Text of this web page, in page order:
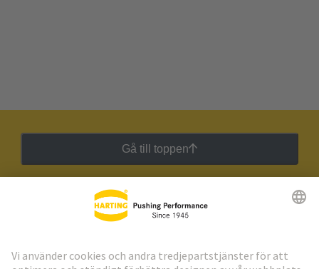
Gå till toppen
HARTING:s nyhetsbrev